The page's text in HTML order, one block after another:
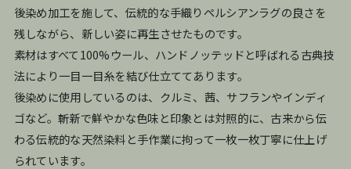
後染め加工を施して、伝統的な手織りペルシアンラグの良さを
残しながら、新しい姿に再生させたものです。
素材はすべて100%ウール、ハンドノッテッドと呼ばれる古典技
法により一目一目糸を結び仕立ててあります。
後染めに使用しているのは、クルミ、茜、サフランやインディ
ゴなど。斬新で鮮やかな色味と印象とは対照的に、古来から伝
わる伝統的な天然染料と手作業に拘って一枚一枚丁寧に仕上げ
られています。